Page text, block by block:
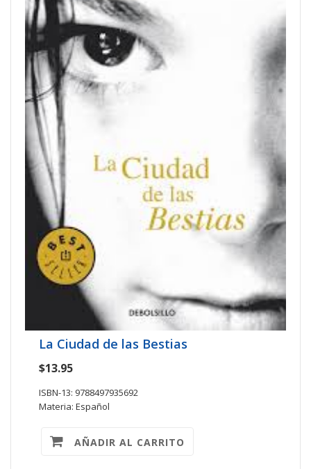
La Ciudad de las Bestias
$13.95
ISBN-13: 9788497935692
Materia: Español
AÑADIR AL CARRITO